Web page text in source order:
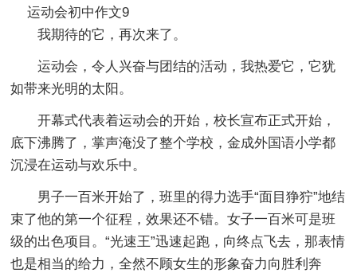
运动会初中作文9
我期待的它，再次来了。
运动会，令人兴奋与团结的活动，我热爱它，它犹
如带来光明的太阳。
开幕式代表着运动会的开始，校长宣布正式开始，
底下沸腾了，掌声淹没了整个学校，金成外国语小学都
沉浸在运动与欢乐中。
男子一百米开始了，班里的得力选手“面目狰狞”地结
束了他的第一个征程，效果还不错。女子一百米可是班
级的出色项目。“光速王”迅速起跑，向终点飞去，那表情
也是相当的给力，全然不顾女生的形象奋力向胜利奔